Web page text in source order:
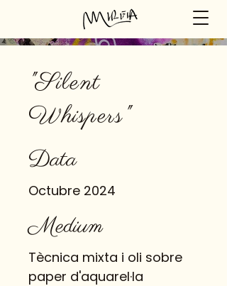
"Silent
Whispers"
Data
Octubre 2024
Medium
Tècnica mixta i oli sobre
paper d'aquarel·la